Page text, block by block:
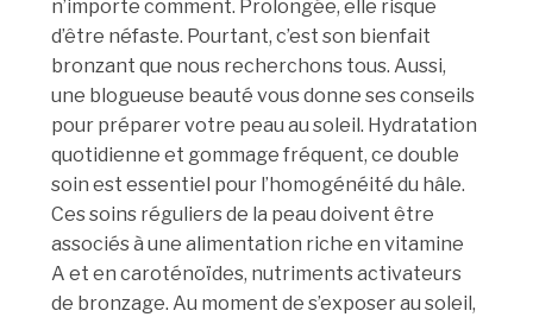
n’importe comment. Prolongée, elle risque
d’être néfaste. Pourtant, c’est son bienfait
bronzant que nous recherchons tous. Aussi,
une blogueuse beauté vous donne ses conseils
pour préparer votre peau au soleil. Hydratation
quotidienne et gommage fréquent, ce double
soin est essentiel pour l’homogénéité du hâle.
Ces soins réguliers de la peau doivent être
associés à une alimentation riche en vitamine
A et en caroténoïdes, nutriments activateurs
de bronzage. Au moment de s’exposer au soleil,